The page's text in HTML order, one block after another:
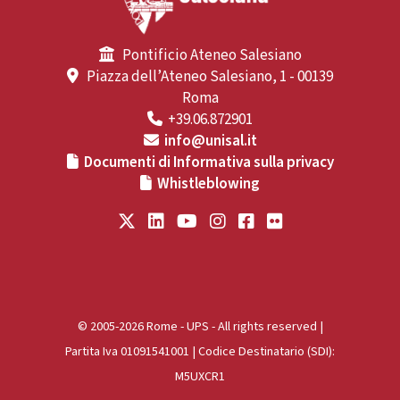
Pontificio Ateneo Salesiano
Piazza dell’Ateneo Salesiano, 1 - 00139
Roma
+39.06.872901
info@unisal.it
Documenti di Informativa sulla privacy
Whistleblowing
© 2005-2026 Rome - UPS - All rights reserved |
Partita Iva 01091541001 | Codice Destinatario (SDI):
M5UXCR1